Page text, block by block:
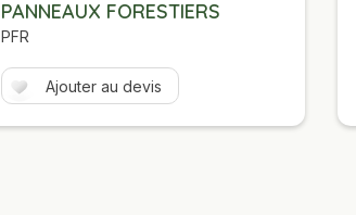
PANNEAUX FORESTIERS
PFR
Ajouter au devis